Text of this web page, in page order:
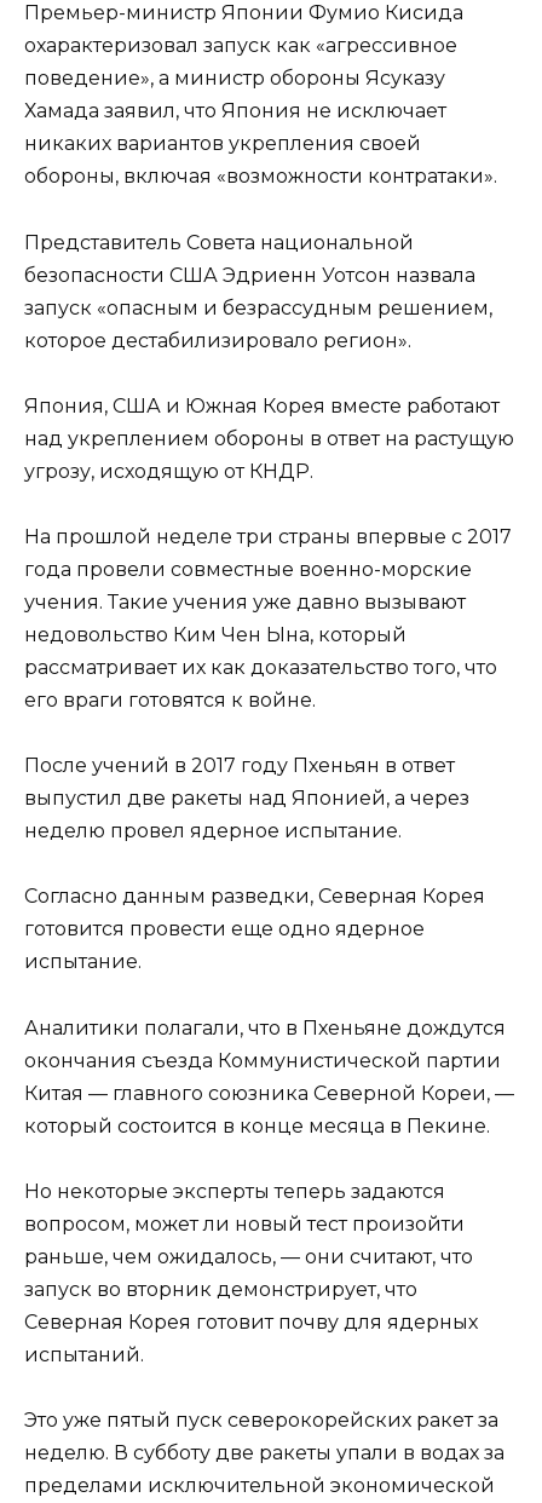
Премьер-министр Японии Фумио Кисида
охарактеризовал запуск как «агрессивное
поведение», а министр обороны Ясуказу
Хамада заявил, что Япония не исключает
никаких вариантов укрепления своей
обороны, включая «возможности контратаки».
Представитель Совета национальной
безопасности США Эдриенн Уотсон назвала
запуск «опасным и безрассудным решением,
которое дестабилизировало регион».
Япония, США и Южная Корея вместе работают
над укреплением обороны в ответ на растущую
угрозу, исходящую от КНДР.
На прошлой неделе три страны впервые с 2017
года провели совместные военно-морские
учения. Такие учения уже давно вызывают
недовольство Ким Чен Ына, который
рассматривает их как доказательство того, что
его враги готовятся к войне.
После учений в 2017 году Пхеньян в ответ
выпустил две ракеты над Японией, а через
неделю провел ядерное испытание.
Согласно данным разведки, Северная Корея
готовится провести еще одно ядерное
испытание.
Аналитики полагали, что в Пхеньяне дождутся
окончания съезда Коммунистической партии
Китая — главного союзника Северной Кореи, —
который состоится в конце месяца в Пекине.
Но некоторые эксперты теперь задаются
вопросом, может ли новый тест произойти
раньше, чем ожидалось, — они считают, что
запуск во вторник демонстрирует, что
Северная Корея готовит почву для ядерных
испытаний.
Это уже пятый пуск северокорейских ракет за
неделю. В субботу две ракеты упали в водах за
пределами исключительной экономической